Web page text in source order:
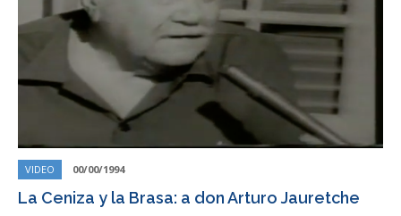
VIDEO 00/00/1994
La Ceniza y la Brasa: a don Arturo Jauretche